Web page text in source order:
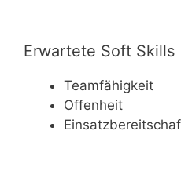
Erwartete Soft Skills
Teamfähigkeit
Offenheit